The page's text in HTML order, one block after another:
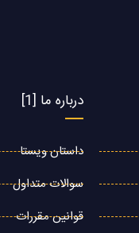
درباره ما [1]
داستان ویستا
سوالات متداول
قوانین مقررات